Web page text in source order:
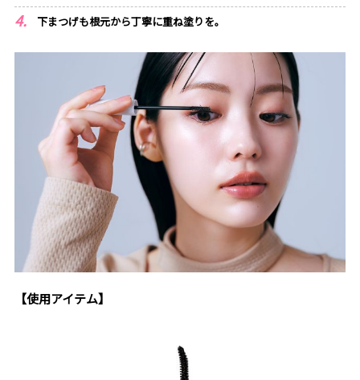
下まつげも根元から丁寧に重ね塗りを。
【使用アイテム】